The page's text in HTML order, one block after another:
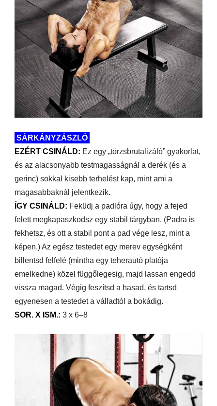
SÁRKÁNYZÁSZLÓ
EZÉRT CSINÁLD: Ez egy „törzsbrutalizáló” gyakorlat,
és az alacsonyabb testmagasságnál a derék (és a
gerinc) sokkal kisebb terhelést kap, mint ami a
magasabbaknál jelentkezik.
ÍGY CSINÁLD: Feküdj a padlóra úgy, hogy a fejed
felett megkapaszkodsz egy stabil tárgyban. (Padra is
fekhetsz, és ott a stabil pont a pad vége lesz, mint a
képen.) Az egész testedet egy merev egységként
billentsd felfelé (mintha egy teherautó platója
emelkedne) közel függőlegesig, majd lassan engedd
vissza magad. Végig feszítsd a hasad, és tartsd
egyenesen a testedet a válladtól a bokádig.
SOR. X ISM.: 3 x 6–8